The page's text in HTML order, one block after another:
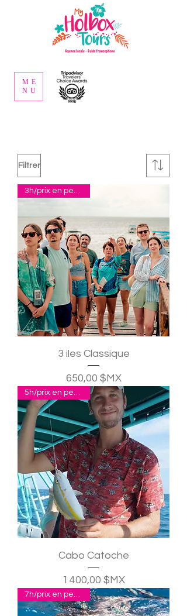
ME
NU
Filtrer
3h/prix en pesos p.p.
3 iles Classique
Prix
650,00 $MX
5h/prix en pesos p.p.
Cabo Catoche
Prix
1 400,00 $MX